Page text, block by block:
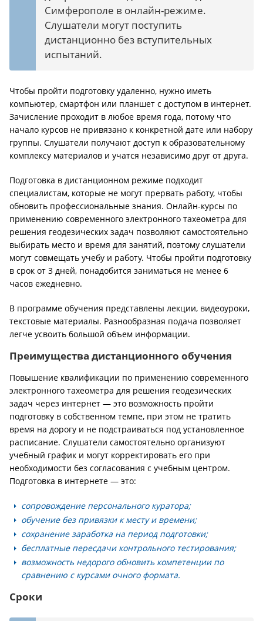
Симферополе в онлайн-режиме.
Слушатели могут поступить
дистанционно без вступительных
испытаний.
Чтобы пройти подготовку удаленно, нужно иметь
компьютер, смартфон или планшет с доступом в интернет.
Зачисление проходит в любое время года, потому что
начало курсов не привязано к конкретной дате или набору
группы. Слушатели получают доступ к образовательному
комплексу материалов и учатся независимо друг от друга.
Подготовка в дистанционном режиме подходит
специалистам, которые не могут прервать работу, чтобы
обновить профессиональные знания. Онлайн-курсы по
применению современного электронного тахеометра для
решения геодезических задач позволяют самостоятельно
выбирать место и время для занятий, поэтому слушатели
могут совмещать учебу и работу. Чтобы пройти подготовку
в срок от 3 дней, понадобится заниматься не менее 6
часов ежедневно.
В программе обучения представлены лекции, видеоуроки,
текстовые материалы. Разнообразная подача позволяет
легче усвоить большой объем информации.
Преимущества дистанционного обучения
Повышение квалификации по применению современного
электронного тахеометра для решения геодезических
задач через интернет — это возможность пройти
подготовку в собственном темпе, при этом не тратить
время на дорогу и не подстраиваться под установленное
расписание. Слушатели самостоятельно организуют
учебный график и могут корректировать его при
необходимости без согласования с учебным центром.
Подготовка в интернете — это:
сопровождение персонального куратора;
обучение без привязки к месту и времени;
сохранение заработка на период подготовки;
бесплатные пересдачи контрольного тестирования;
возможность недорого обновить компетенции по
сравнению с курсами очного формата.
Сроки